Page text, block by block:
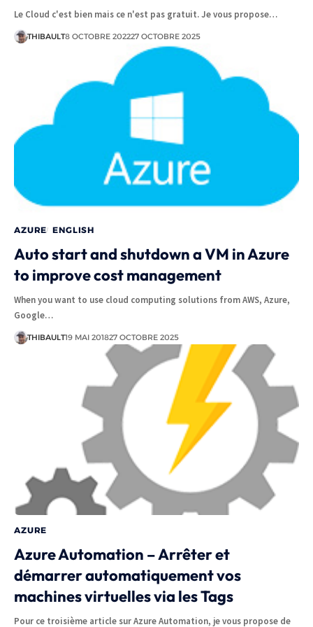
Le Cloud c'est bien mais ce n'est pas gratuit. Je vous propose…
THIBAULT8 OCTOBRE 202227 OCTOBRE 2025
AZURE ENGLISH
Auto start and shutdown a VM in Azure
to improve cost management
When you want to use cloud computing solutions from AWS, Azure,
Google…
THIBAULT19 MAI 201827 OCTOBRE 2025
AZURE
Azure Automation – Arrêter et
démarrer automatiquement vos
machines virtuelles via les Tags
Pour ce troisième article sur Azure Automation, je vous propose de